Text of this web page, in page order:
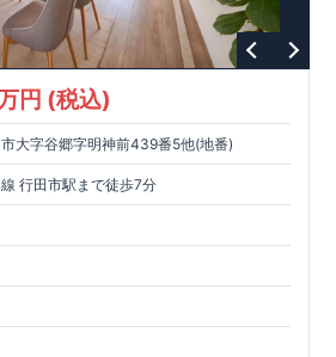
円 (税込)
大字谷郷字明神前439番5他(地番)
行田市駅まで徒歩7分